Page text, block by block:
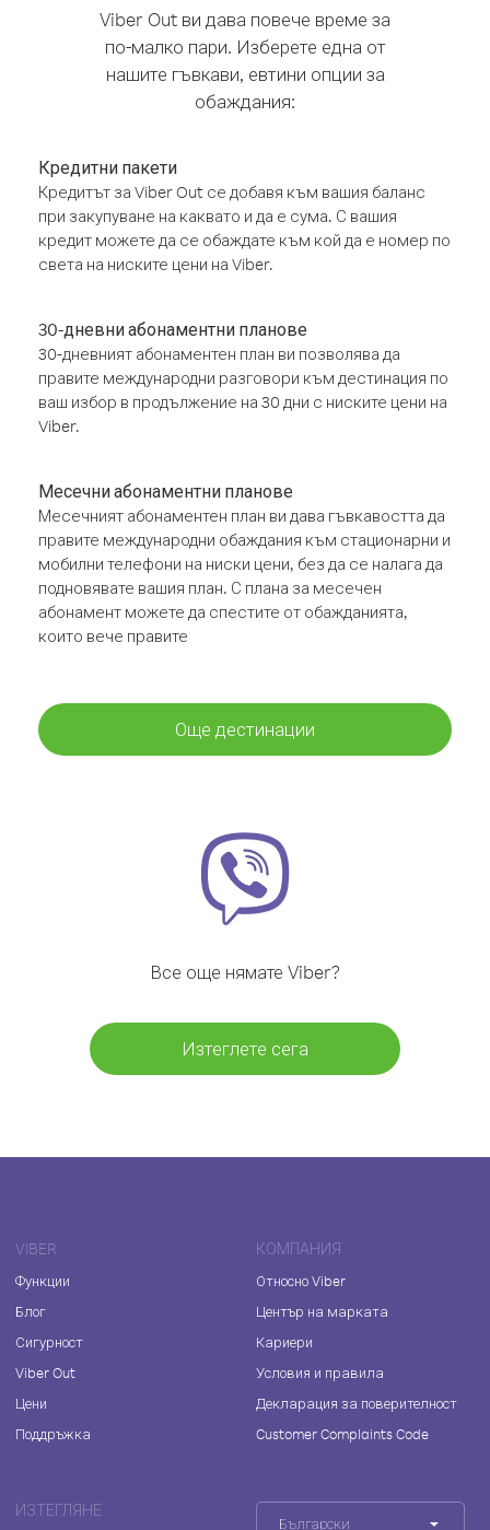
Viber Out ви дава повече време за
по-малко пари. Изберете една от
нашите гъвкави, евтини опции за
обаждания:
Кредитни пакети
Кредитът за Viber Out се добавя към вашия баланс
при закупуване на каквато и да е сума. С вашия
кредит можете да се обаждате към кой да е номер по
света на ниските цени на Viber.
30-дневни абонаментни планове
30-дневният абонаментен план ви позволява да
правите международни разговори към дестинация по
ваш избор в продължение на 30 дни с ниските цени на
Viber.
Месечни абонаментни планове
Месечният абонаментен план ви дава гъвкавостта да
правите международни обаждания към стационарни и
мобилни телефони на ниски цени, без да се налага да
подновявате вашия план. С плана за месечен
абонамент можете да спестите от обажданията,
които вече правите
Още дестинации
Все още нямате Viber?
Изтеглете сега
VIBER
Функции
Блог
Сигурност
Viber Out
Цени
Поддръжка
КОМПАНИЯ
Относно Viber
Център на марката
Кариери
Условия и правила
Декларация за поверителност
Customer Complaints Code
ИЗТЕГЛЯНЕ
Български